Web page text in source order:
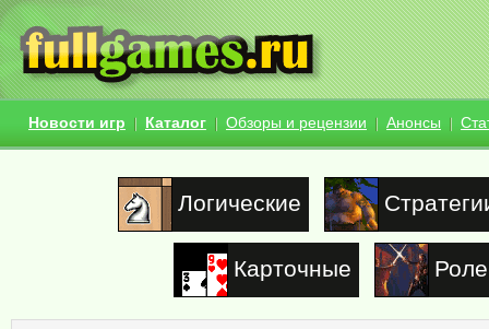
Новости игр Каталог Обзоры и рецензии Анонсы
Логические
Карточные